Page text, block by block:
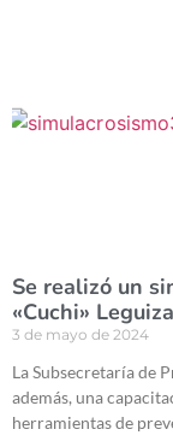
Se realizó un
«Cuchi»
3 de mayo de 2024
La Subsecretaría de
además, una
herramientas de